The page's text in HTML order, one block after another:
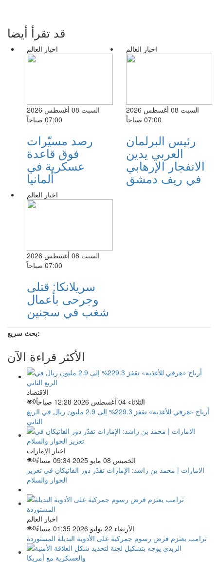
قد تقرأ أيضا
اخبار العالم
السبت 08 أغسطس 2026
07:00 صباحاً
رصد مسيّرات
فوق قاعدة
عسكرية في
ألمانيا
اخبار العالم
السبت 08 أغسطس 2026
07:00 صباحاً
رئيس البرلمان
العربي يدين
الانفجار الإرهابي
في ريف دمشق
اخبار العالم
السبت 08 أغسطس 2026
07:00 صباحاً
سريلانكا: قتلى
وجرحى بأعمال
شغب في سجنين
بحث سريع:
الأكثر قراءة الآن
الاقتصاد
الثلاثاء 04 أغسطس 2026 12:28 صباحاً
0
أرباح «هرفي للأغذية» تقفز 229.3% إلى 2.9 مليون ريال في الربع
الثاني
اخبار الإمارات
الخميس 08 مايو 2025 09:34 مساءً
0
الامارات | محمد بن راشد: الإمارات تقدّر دور الفاتيكان في تعزيز
الحوار والسلام
اخبار العالم
الأربعاء 22 يوليو 2026 01:35 مساءً
0
ترامب يعتزم فرض رسوم جمركية على الأدوية البديلة المستوردة